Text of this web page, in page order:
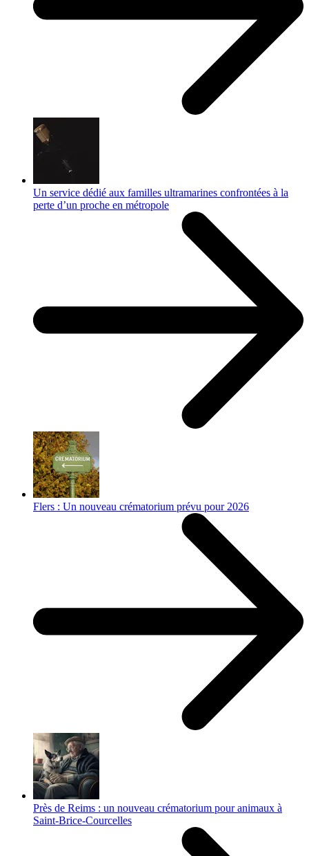
Un service dédié aux familles ultramarines confrontées à la
perte d’un proche en métropole
Flers : Un nouveau crématorium prévu pour 2026
Près de Reims : un nouveau crématorium pour animaux à
Saint-Brice-Courcelles